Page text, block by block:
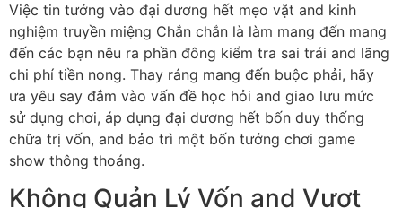
Việc tin tưởng vào đại dương hết mẹo vặt and kinh
nghiệm truyền miệng Chắn chắn là làm mang đến mang
đến các bạn nêu ra phần đông kiểm tra sai trái and lãng
chi phí tiền nong. Thay ráng mang đến buộc phải, hãy
ưa yêu say đắm vào vấn đề học hỏi and giao lưu mức
sử dụng chơi, áp dụng đại dương hết bốn duy thống
chữa trị vốn, and bảo trì một bốn tưởng chơi game
show thông thoáng.
Không Quản Lý Vốn and Vượt